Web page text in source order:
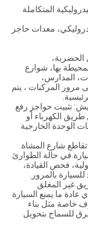
المتكاملة
معدات حاجز
بها، شوارع
المدارس،
مرور المركبات ، يتم
تثبيت حواجز رفع
الكهرباء أو
الوحدة الخارجية
شارع المشاة.
حالة الطوارئ
فحص القيادة،
بالمرور.
غير المغلق
ما يمنع السيارة
خاصة مثل بناء
للسماح بتحويل